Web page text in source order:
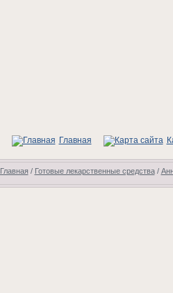
Главная
Главная/ Готовые лекарственные средства/